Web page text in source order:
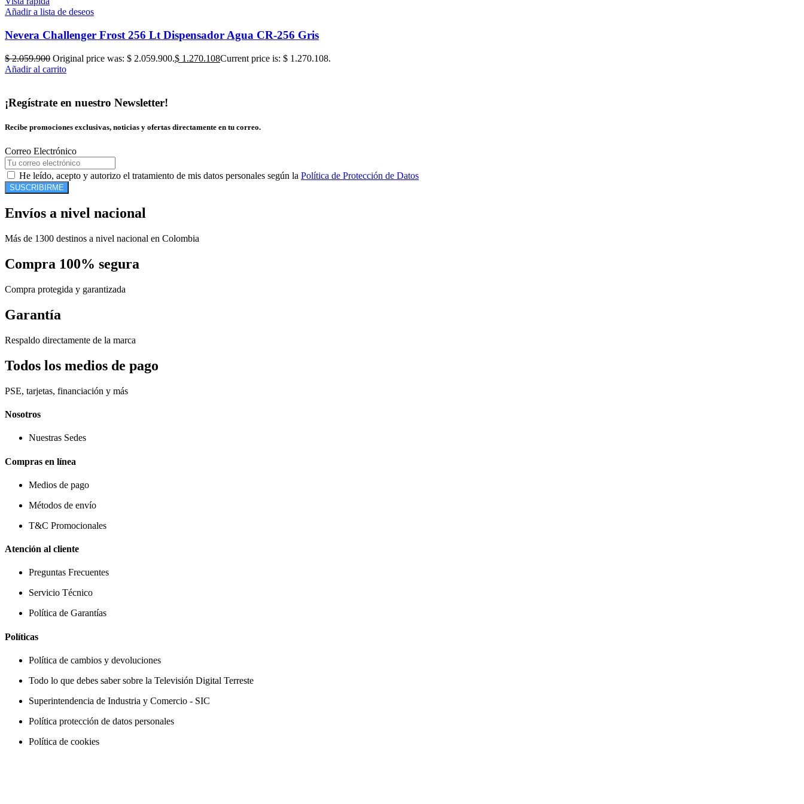
Añadir a lista de deseos
Nevera Challenger Frost 256 Lt Dispensador Agua CR-256 Gris
$2.059.900 Original price was: $ 2.059.900.$ 1.270.108Current price is: $ 1.270.108.
Añadir al carrito
¡Regístrate en nuestro Newsletter!
Recibe promociones exclusivas, noticias y ofertas directamente en tu correo.
Correo Electrónico
He leído, acepto y autorizo el tratamiento de mis datos personales según la Política de Protección de Datos
SUSCRIBIRME
Envíos a nivel nacional
Más de 1300 destinos a nivel nacional en Colombia
Compra 100% segura
Compra protegida y garantizada
Garantía
Respaldo directamente de la marca
Todos los medios de pago
PSE, tarjetas, financiación y más
Nosotros
Nuestras Sedes
Compras en línea
Medios de pago
Métodos de envío
T&C Promocionales
Atención al cliente
Preguntas Frecuentes
Servicio Técnico
Política de Garantías
Políticas
Política de cambios y devoluciones
Todo lo que debes saber sobre la Televisión Digital Terreste
Superintendencia de Industria y Comercio - SIC
Política protección de datos personales
Política de cookies